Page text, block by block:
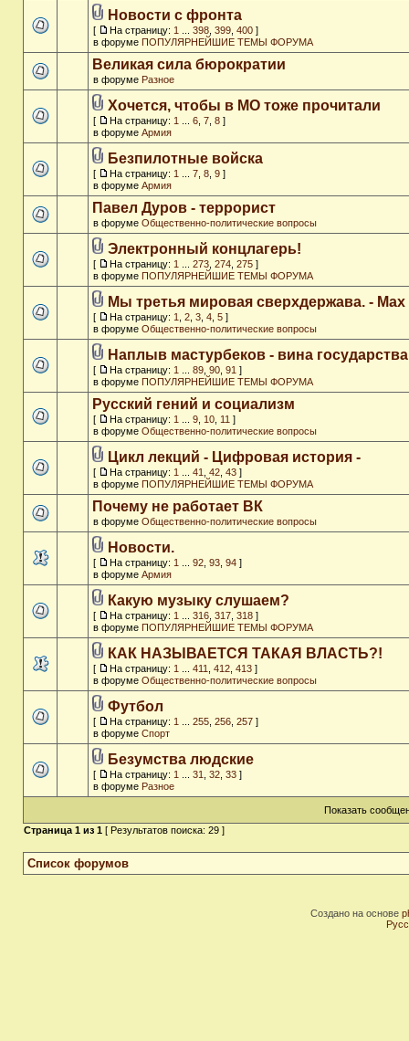
Новости с фронта
[ На страницу: 1 398 399 400 ]
в форуме ПОПУЛЯРНЕЙШИЕ ТЕМЫ ФОРУМА
Великая сила бюрократии
в форуме Разное
Хочется, чтобы в МО тоже прочитали
[ На страницу: 1 6 7 8 ]
в форуме Армия
Безпилотные войска
[ На страницу: 1 7 8 9 ]
в форуме Армия
Павел Дуров - террорист
в форуме Общественно-политические вопросы
Электронный концлагерь!
[ На страницу: 1 273 274 275 ]
в форуме ПОПУЛЯРНЕЙШИЕ ТЕМЫ ФОРУМА
Мы третья мировая сверхдержава. - Max
[ На страницу: 1 2 3 4 5 ]
в форуме Общественно-политические вопросы
Наплыв мастурбеков - вина государства
[ На страницу: 1 89 90 91 ]
в форуме ПОПУЛЯРНЕЙШИЕ ТЕМЫ ФОРУМА
Русский гений и социализм
[ На страницу: 1 9 10 11 ]
в форуме Общественно-политические вопросы
Цикл лекций - Цифровая история -
[ На страницу: 1 41 42 43 ]
в форуме ПОПУЛЯРНЕЙШИЕ ТЕМЫ ФОРУМА
Почему не работает ВК
в форуме Общественно-политические вопросы
Новости.
[ На страницу: 1 92 93 94 ]
в форуме Армия
Какую музыку слушаем?
[ На страницу: 1 316 317 318 ]
в форуме ПОПУЛЯРНЕЙШИЕ ТЕМЫ ФОРУМА
КАК НАЗЫВАЕТСЯ ТАКАЯ ВЛАСТЬ?!
[ На страницу: 1 411 412 413 ]
в форуме Общественно-политические вопросы
Футбол
[ На страницу: 1 255 256 257 ]
в форуме Спорт
Безумства людские
[ На страницу: 1 31 32 33 ]
в форуме Разное
Показать
Страница 1 из 1 [ Результатов поиска: 29 ]
Список форумов
Создано на основе